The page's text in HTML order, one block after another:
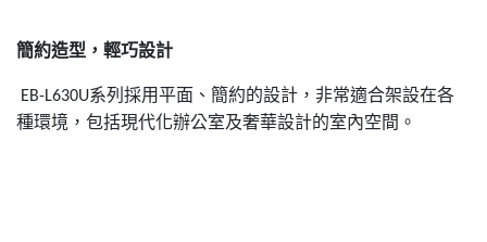
簡約造型，輕巧設計
EB-L630U系列採用平面、簡約的設計，非常適合架設在各
種環境，包括現代化辦公室及奢華設計的室內空間。